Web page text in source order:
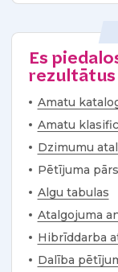
Es
rezultātus
Amatu
Amatu
Dzimumu
Pētījuma
Algu tabulas
Atalgojuma
Hibrīddarba
Dalība